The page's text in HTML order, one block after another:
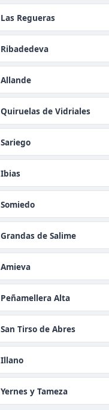
Las Regueras
Ribadedeva
Allande
Quiruelas de Vidriales
Sariego
Ibias
Somiedo
Grandas de Salime
Amieva
Peñamellera Alta
San Tirso de Abres
Illano
Yernes y Tameza